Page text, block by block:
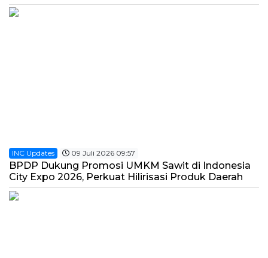
INC Updates 09 Juli 2026 09:57
BPDP Dukung Promosi UMKM Sawit di Indonesia
City Expo 2026, Perkuat Hilirisasi Produk Daerah